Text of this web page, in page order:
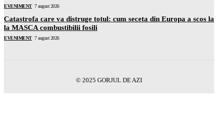
EVENIMENT 7 august 2026
Catastrofa care va distruge totul: cum seceta din Europa a scos la
la MASCA combustibilii fosili
EVENIMENT 7 august 2026
© 2025 GORJUL DE AZI